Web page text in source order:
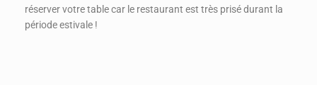
réserver votre table car le restaurant est très prisé durant la
période estivale !